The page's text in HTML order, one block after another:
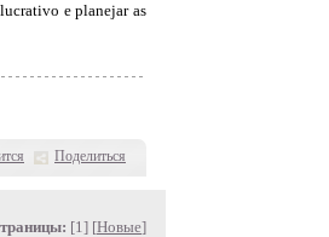
e planejar as
Поделиться
[1] [Новые]